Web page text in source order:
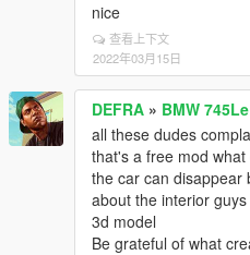
nice
查看上下文
2022年03月15日
DEFRA » BMW
all these dudes
that's a free mod
the car can disappear
about the interior
3d model
Be grateful of what